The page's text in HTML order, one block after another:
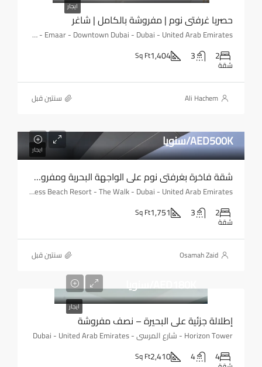
ايجار
حصريا غرفتي نوم | مفروشة بالكامل | شاغر
BLVD Heights - Downtown - Emaar - Downtown Dubai - Dubai - United Arab Emirates
2
3
1,404
Sq Ft
شقة
Ali Hachem ‏سنتين قبل
ايجار AED500K/سنويا
شقة فاخرة بغرفتي نوم على الواجهة البحرية ومفروشة بالكامل
Address Beach Resort - The Walk - Dubai - United Arab Emirates
2
3
1,751
Sq Ft
شقة
Osamah Zaid ‏سنتين قبل
ايجار
AED180K/سنويا
إطلالة جزئية على البحيرة – نصف مفروشة
Horizon Tower - شارع المرسى - Dubai - United Arab Emirates
4
4
2,410
Sq Ft